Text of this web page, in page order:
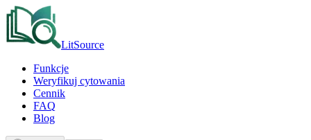
LitSource
Funkcje
Weryfikuj cytowania
Cennik
FAQ
Blog